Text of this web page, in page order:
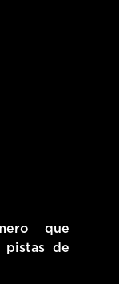
que
pistas de